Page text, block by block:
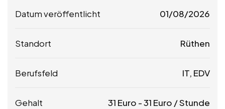
Datum veröffentlicht 01/08/2026
Standort Rüthen
Berufsfeld IT, EDV
Gehalt 31 Euro -31 Euro / Stunde